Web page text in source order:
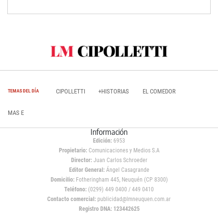
TEMAS DEL DÍA CIPOLLETTI +HISTORIAS EL COMEDOR
MAS E
Información
Edición: 6953
Propietario:Comunicaciones y Medios S.A
Director: Juan Carlos Schroeder
Editor General:Ángel Casagrande
Domicilio:Fotheringham 445, Neuquén (CP 8300)
Teléfono: (0299) 449 0400 / 449 0410
Contacto comercial: publicidad@lmneuquen.com.ar
Registro DNA: 123442625